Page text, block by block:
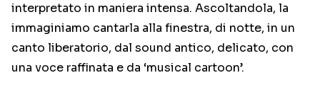
interpretato in maniera intensa. Ascoltandola, la
immaginiamo cantarla alla finestra, di notte, in un
canto liberatorio, dal sound antico, delicato, con
una voce raffinata e da ‘musical cartoon’.